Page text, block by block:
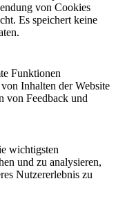
von Cookies
Es speichert keine
Funktionen
Inhalten der Website
von Feedback und
wichtigsten
und zu analysieren,
Nutzererlebnis zu